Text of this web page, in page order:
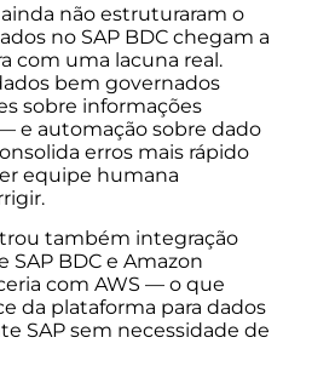
não estruturaram o
no SAP BDC chegam a
com uma lacuna real.
bem governados
sobre informações
e automação sobre dado
erros mais rápido
equipe humana
também integração
SAP BDC e Amazon
com AWS — o que
da plataforma para dados
SAP sem necessidade de